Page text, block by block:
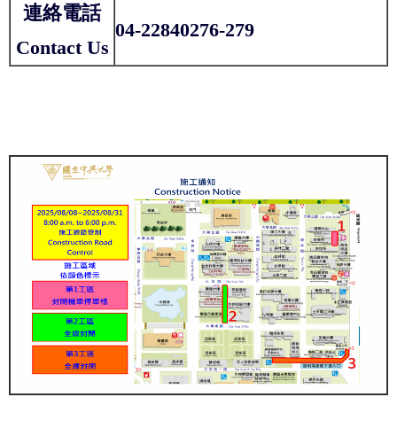
連絡電話
Contact Us
04-22840276-279